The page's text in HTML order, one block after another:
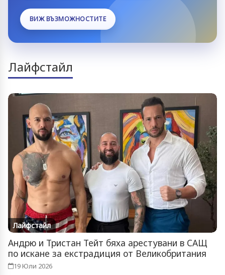
ВИЖ ВЪЗМОЖНОСТИТЕ
Лайфстайл
Лайфстайл
Андрю и Тристан Тейт бяха арестувани в САЩ
по искане за екстрадиция от Великобритания
19 Юли 2026